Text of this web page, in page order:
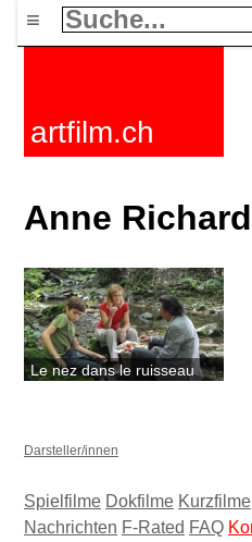
≡
artfilm.ch
Anne Richard
Le nez dans le ruisseau
Darsteller/innen
Spielfilme Dokfilme Kurzfilme
Nachrichten F-Rated FAQ